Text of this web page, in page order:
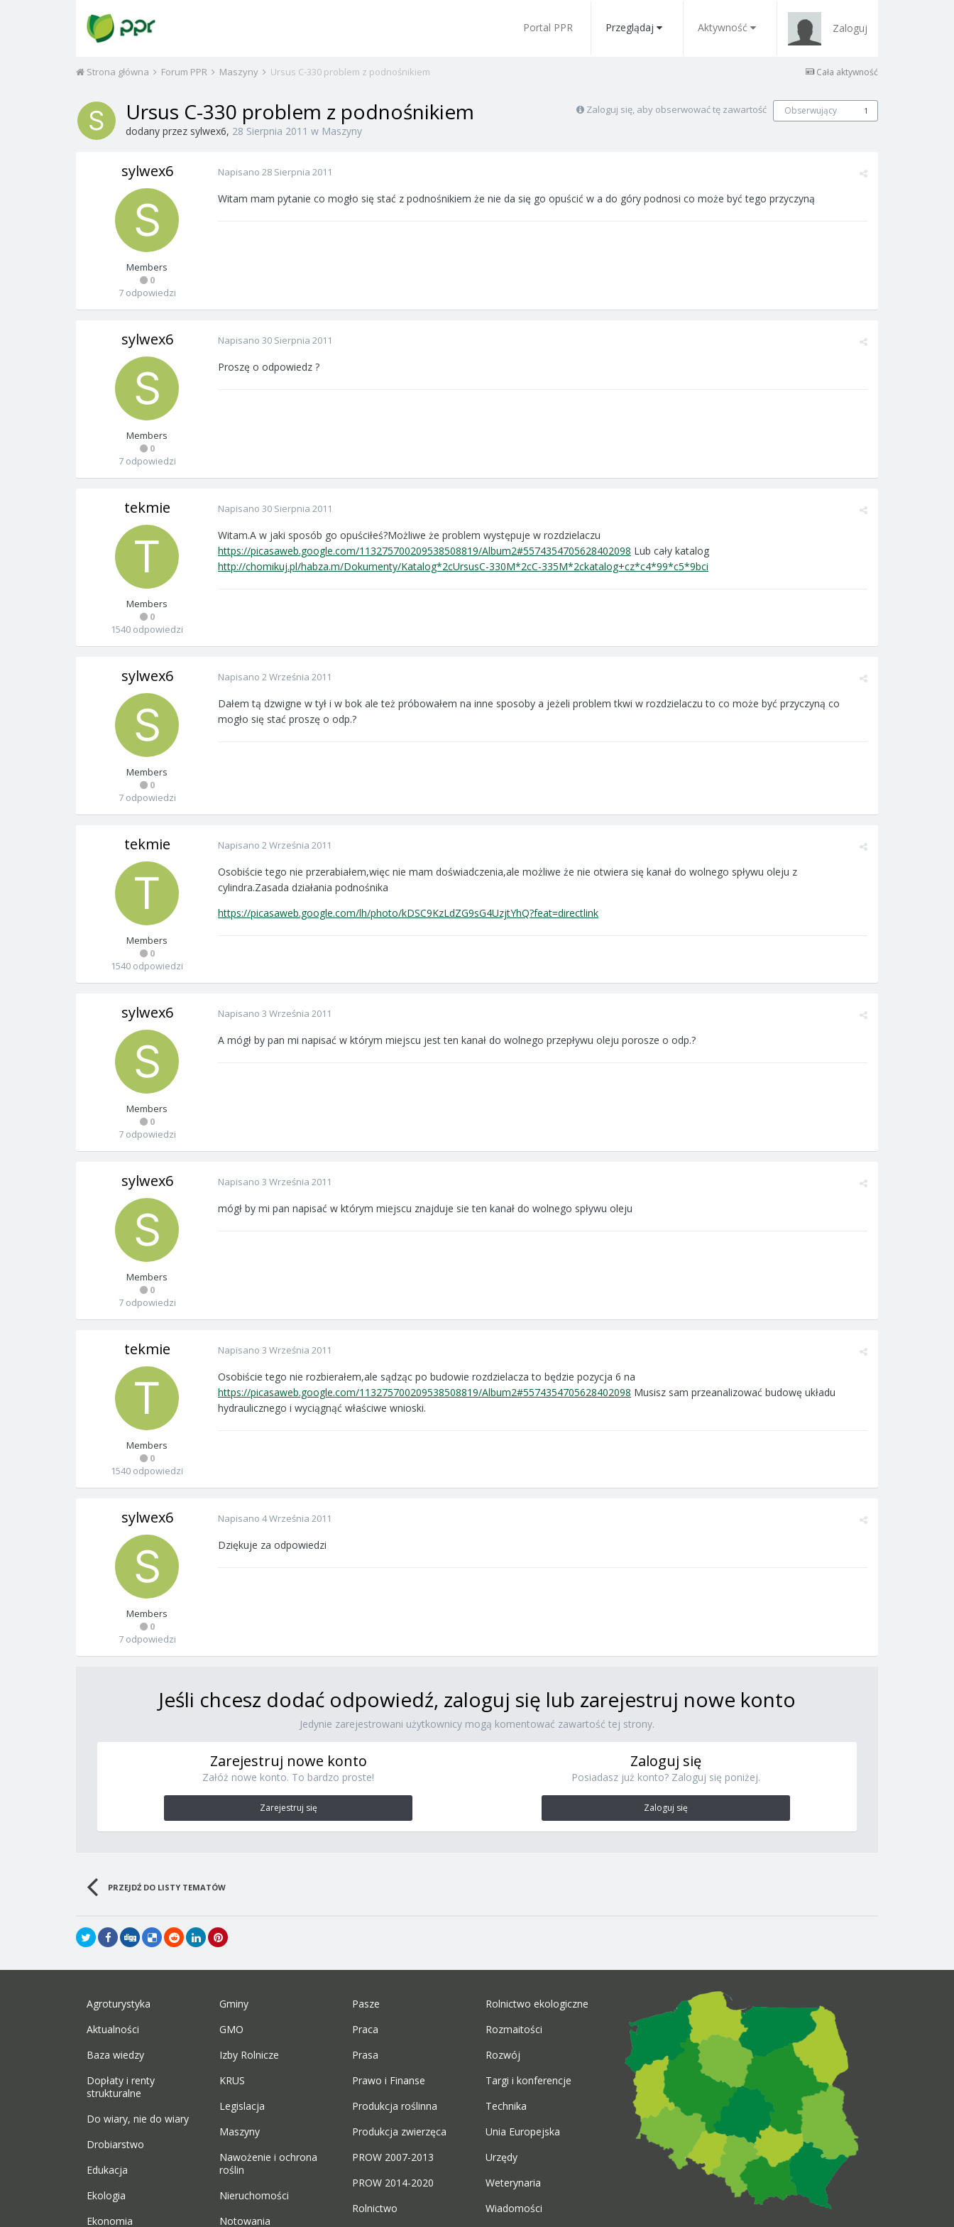
Portal PPR Przeglądaj Aktywność Zaloguj
Cała aktywność
Strona główna Forum PPR Maszyny Ursus C-330 problem z podnośnikiem
Zaloguj się, aby obserwować tę zawartość Obserwujący 1
Ursus C-330 problem z podnośnikiem
dodany przez sylwex6, 28 Sierpnia 2011 w Maszyny
sylwex6
Members
0
7 odpowiedzi
Napisano 28 Sierpnia 2011
Witam mam pytanie co mogło się stać z podnośnikiem że nie da się go opuścić w a do góry podnosi co może być tego przyczyną
sylwex6
Members
0
7 odpowiedzi
Napisano 30 Sierpnia 2011
Proszę o odpowiedz ?
tekmie
Members
0
1540 odpowiedzi
Napisano 30 Sierpnia 2011
Witam.A w jaki sposób go opuściłeś?Możliwe że problem występuje w rozdzielaczu
https://picasaweb.google.com/113275700209538508819/Album2#5574354705628402098 Lub cały katalog
http://chomikuj.pl/habza.m/Dokumenty/Katalog*2cUrsusC-330M*2cC-335M*2ckatalog+cz*c4*99*c5*9bci
sylwex6
Members
0
7 odpowiedzi
Napisano 2 Września 2011
Dałem tą dzwigne w tył i w bok ale też próbowałem na inne sposoby a jeżeli problem tkwi w rozdzielaczu to co może być przyczyną co
mogło się stać proszę o odp.?
tekmie
Members
0
1540 odpowiedzi
Napisano 2 Września 2011
Osobiście tego nie przerabiałem,więc nie mam doświadczenia,ale możliwe że nie otwiera się kanał do wolnego spływu oleju z
cylindra.Zasada działania podnośnika
https://picasaweb.google.com/lh/photo/kDSC9KzLdZG9sG4UzjtYhQ?feat=directlink
sylwex6
Members
0
7 odpowiedzi
Napisano 3 Września 2011
A mógł by pan mi napisać w którym miejscu jest ten kanał do wolnego przepływu oleju porosze o odp.?
sylwex6
Members
0
7 odpowiedzi
Napisano 3 Września 2011
mógł by mi pan napisać w którym miejscu znajduje sie ten kanał do wolnego spływu oleju
tekmie
Members
0
1540 odpowiedzi
Napisano 3 Września 2011
Osobiście tego nie rozbierałem,ale sądząc po budowie rozdzielacza to będzie pozycja 6 na
https://picasaweb.google.com/113275700209538508819/Album2#5574354705628402098 Musisz sam przeanalizować budowę układu
hydraulicznego i wyciągnąć właściwe wnioski.
sylwex6
Members
0
7 odpowiedzi
Napisano 4 Września 2011
Dziękuje za odpowiedzi
Jeśli chcesz dodać odpowiedź, zaloguj się lub zarejestruj nowe konto
Jedynie zarejestrowani użytkownicy mogą komentować zawartość tej strony.
Zarejestruj nowe konto
Załóż nowe konto. To bardzo proste!
Zarejestruj się
Zaloguj się
Posiadasz już konto? Zaloguj się poniżej.
Zaloguj się
PRZEJDŹ DO LISTY TEMATÓW
Agroturystyka
Aktualności
Baza wiedzy
Dopłaty i renty
strukturalne
Do wiary, nie do wiary
Drobiarstwo
Edukacja
Ekologia
Ekonomia
Gminy
GMO
Izby Rolnicze
KRUS
Legislacja
Maszyny
Nawożenie i ochrona
roślin
Nieruchomości
Notowania
Pasze
Praca
Prasa
Prawo i Finanse
Produkcja roślinna
Produkcja zwierzęca
PROW 2007-2013
PROW 2014-2020
Rolnictwo
Rolnictwo ekologiczne
Rozmaitości
Rozwój
Targi i konferencje
Technika
Unia Europejska
Urzędy
Weterynaria
Wiadomości